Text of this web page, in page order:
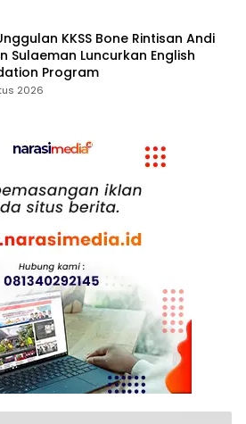
KKSS Bone Rintisan Andi
Sulaeman Luncurkan English
Program
2026